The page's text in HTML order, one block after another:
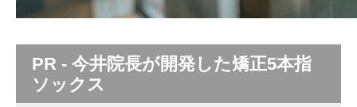
PR - 今井院長が開発した矯正5本指
ソックス